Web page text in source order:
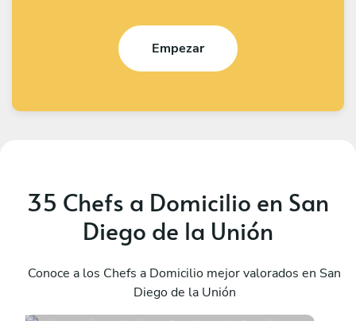
Empezar
35 Chefs a Domicilio en San
Diego de la Unión
Conoce a los Chefs a Domicilio mejor valorados en San
Diego de la Unión
Héctor López Jiménez
Santiago de Querétaro
52 servicios